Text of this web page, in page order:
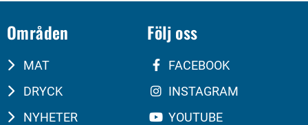
Områden
MAT
DRYCK
NYHETER
Följ oss
FACEBOOK
INSTAGRAM
YOUTUBE